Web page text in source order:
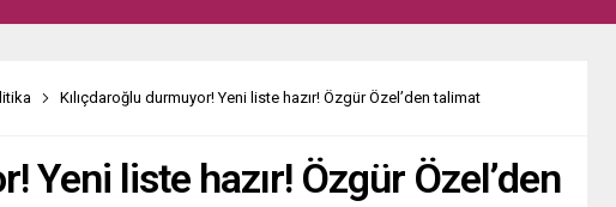
Kılıçdaroğlu durmuyor! Yeni liste hazır! Özgür Özel’den talimat
Yeni liste hazır! Özgür Özel’den